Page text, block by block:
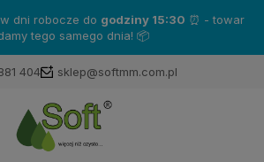
dni robocze do godziny 15:30 ⏰ - towar
tego samego dnia! 📦
404 sklep@softmm.com.pl